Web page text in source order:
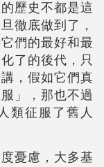
歷史不都是這
徹底做到了，
們的最好和最
了的後代，只
，假如它們真
」，那也不過
類征服了舊人
憂慮，大多基